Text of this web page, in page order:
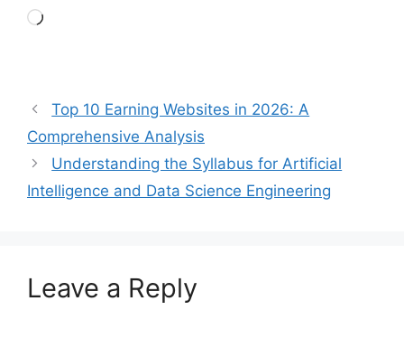
Loading…
Top 10 Earning Websites in 2026: A
Comprehensive Analysis
Understanding the Syllabus for Artificial
Intelligence and Data Science Engineering
Leave a Reply